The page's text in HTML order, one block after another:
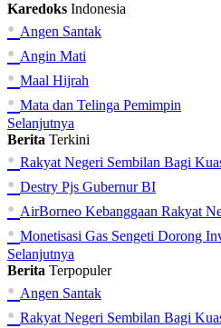
Karedoks Indonesia
• Angen Santak
• Angin Mati
• Maal Hijrah
• Mata dan Telinga Pemimpin
Selanjutnya
Berita Terkini
• Rakyat Negeri Sembilan Bagi
• Destry Pjs Gubernur BI
• AirBorneo Kebanggaan Rakyat
• Monetisasi Gas Sengeti Dorong
Selanjutnya
Berita Terpopuler
• Angen Santak
• Rakyat Negeri Sembilan Bagi